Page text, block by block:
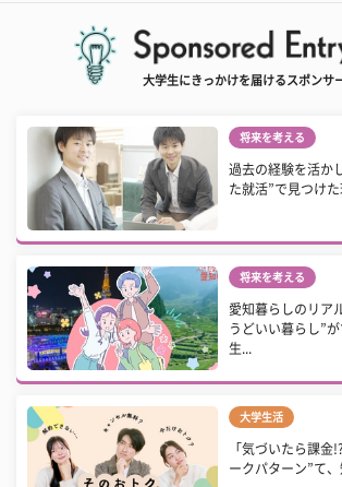
大学生にきっかけを届けるスポンサ
将来を考える
過去の経験を活か
た就活”で見つけ
将来を考える
愛知暮らしのリア
うどいい暮らし”
生...
大学生活
「気づいたら課金
ークパターン”て、